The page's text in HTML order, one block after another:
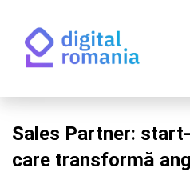
Sales Partner:
care transformă